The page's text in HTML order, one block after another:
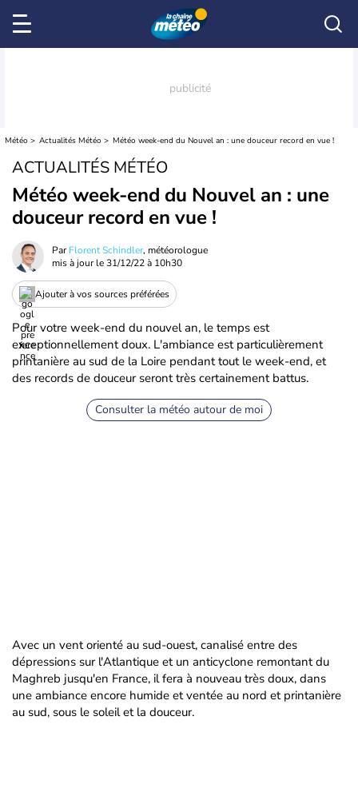
Météo Actualités Météo Météo week-end du Nouvel an : une douceur record en vue !
ACTUALITÉS MÉTÉO
Météo week-end du Nouvel an : une
douceur record en vue !
ParFlorent Schindler, météorologue
mis à jour le31/12/22 à 10h30
Ajouter à vos sources préférées
Pour votre week-end du nouvel an, le temps est
exceptionnellement doux. L'ambiance est particulièrement
printanière au sud de la Loire pendant tout le week-end, et
des records de douceur seront très certainement battus.
Consulter la météo autour de moi
Avec un vent orienté au sud-ouest, canalisé entre des
dépressions sur l'Atlantique et un anticyclone remontant du
Maghreb jusqu'en France, il fera à nouveau très doux, dans
une ambiance encore humide et ventée au nord et printanière
au sud, sous le soleil et la douceur.